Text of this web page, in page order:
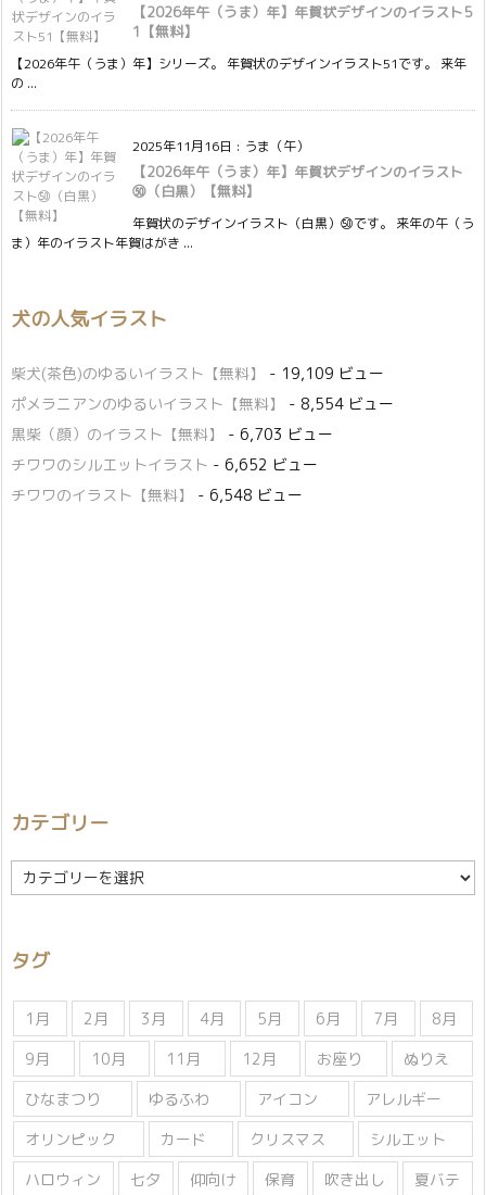
【2026年午（うま）年】年賀状デザインのイラスト5
1【無料】
【2026年午（うま）年】シリーズ。 年賀状のデザインイラスト51です。 来年
の ...
2025年11月16日 : うま（午）
【2026年午（うま）年】年賀状デザインのイラスト
㊿（白黒）【無料】
年賀状のデザインイラスト（白黒）㊿です。 来年の午（う
ま）年のイラスト年賀はがき ...
犬の人気イラスト
柴犬(茶色)のゆるいイラスト【無料】
- 19,109 ビュー
ポメラニアンのゆるいイラスト【無料】
- 8,554 ビュー
黒柴（顔）のイラスト【無料】
- 6,703 ビュー
チワワのシルエットイラスト - 6,652 ビュー
チワワのイラスト【無料】
- 6,548 ビュー
カテゴリー
カ
テ
ー
タグ
1月 2月 3月 4月 5月 6月 7月
8月
9月
10月 11月 12月 お座り
ぬりえ
ひなまつり
ゆるふわ アイコン
アレルギー
オリンピック
カード クリスマス
シルエット
ハロウィン
七夕 仰向け 保育 吹き出し
夏バテ